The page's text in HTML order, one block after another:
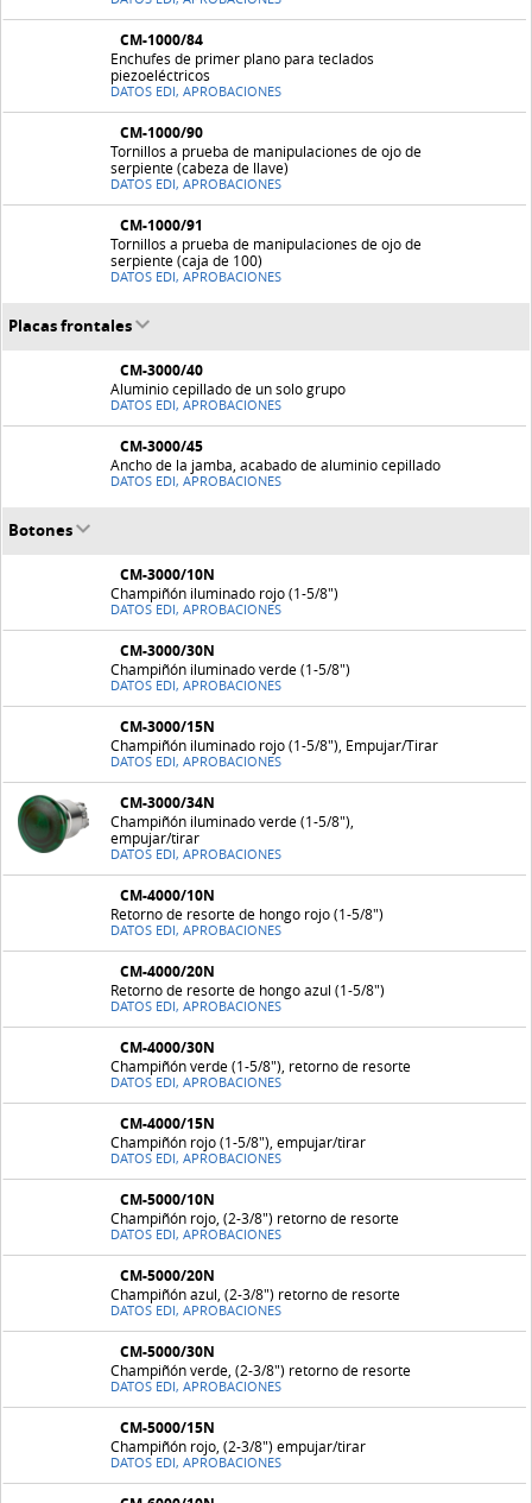
CM-1000/84
Enchufes de primer plano para teclados
piezoeléctricos
DATOS EDI, APROBACIONES
CM-1000/90
Tornillos a prueba de manipulaciones de ojo de
serpiente (cabeza de llave)
DATOS EDI, APROBACIONES
CM-1000/91
Tornillos a prueba de manipulaciones de ojo de
serpiente (caja de 100)
DATOS EDI, APROBACIONES
Placas frontales
CM-3000/40
Aluminio cepillado de un solo grupo
DATOS EDI, APROBACIONES
CM-3000/45
Ancho de la jamba, acabado de aluminio cepillado
DATOS EDI, APROBACIONES
Botones
CM-3000/10N
Champiñón iluminado rojo (1-5/8")
DATOS EDI, APROBACIONES
CM-3000/30N
Champiñón iluminado verde (1-5/8")
DATOS EDI, APROBACIONES
CM-3000/15N
Champiñón iluminado rojo (1-5/8"), Empujar/Tirar
DATOS EDI, APROBACIONES
CM-3000/34N
Champiñón iluminado verde (1-5/8"),
empujar/tirar
DATOS EDI, APROBACIONES
CM-4000/10N
Retorno de resorte de hongo rojo (1-5/8")
DATOS EDI, APROBACIONES
CM-4000/20N
Retorno de resorte de hongo azul (1-5/8")
DATOS EDI, APROBACIONES
CM-4000/30N
Champiñón verde (1-5/8"), retorno de resorte
DATOS EDI, APROBACIONES
CM-4000/15N
Champiñón rojo (1-5/8"), empujar/tirar
DATOS EDI, APROBACIONES
CM-5000/10N
Champiñón rojo, (2-3/8") retorno de resorte
DATOS EDI, APROBACIONES
CM-5000/20N
Champiñón azul, (2-3/8") retorno de resorte
DATOS EDI, APROBACIONES
CM-5000/30N
Champiñón verde, (2-3/8") retorno de resorte
DATOS EDI, APROBACIONES
CM-5000/15N
Champiñón rojo, (2-3/8") empujar/tirar
DATOS EDI, APROBACIONES